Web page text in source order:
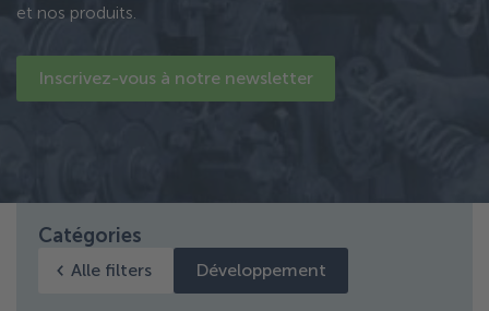
et nos produits.
Inscrivez-vous à notre newsletter
Catégories
Alle filters Développement